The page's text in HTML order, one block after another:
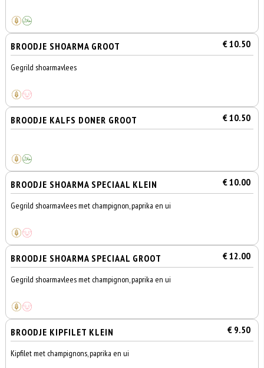
BROODJE SHOARMA GROOT € 10.50
Gegrild shoarmavlees
BROODJE KALFS DONER GROOT € 10.50
BROODJE SHOARMA SPECIAAL KLEIN € 10.00
Gegrild shoarmavlees met champignon, paprika en ui
BROODJE SHOARMA SPECIAAL GROOT € 12.00
Gegrild shoarmavlees met champignon, paprika en ui
BROODJE KIPFILET KLEIN € 9.50
Kipfilet met champignons, paprika en ui